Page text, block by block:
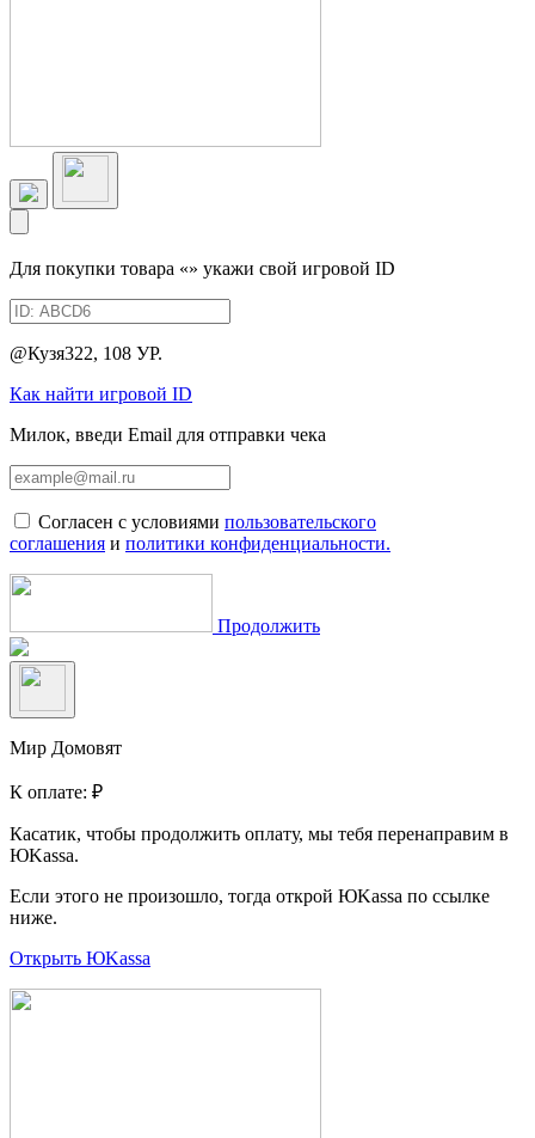
Для покупки товара «» укажи свой игровой ID
@Кузя322, 108 УР.
Как найти игровой ID
Милок, введи Email для отправки чека
Согласен с условиями пользовательского
соглашения и политики конфиденциальности.
Продолжить
Мир Домовят
К оплате: ₽
Касатик, чтобы продолжить оплату, мы тебя перенаправим в
ЮKassa.
Если этого не произошло, тогда открой ЮKassa по ссылке
ниже.
Открыть ЮKassa